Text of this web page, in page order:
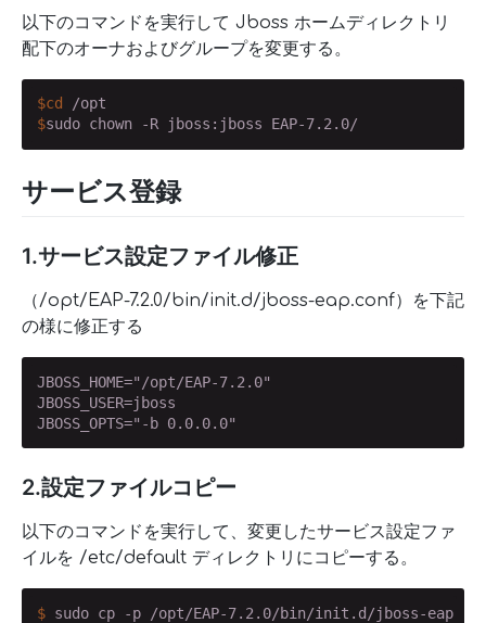
以下のコマンドを実行して Jboss ホームディレクトリ
配下のオーナおよびグループを変更する。
$cd /opt
$sudo chown -R jboss:jboss EAP-7.2.0/
サービス登録
1.サービス設定ファイル修正
（/opt/EAP-7.2.0/bin/init.d/jboss-eap.conf）を下記
の様に修正する
JBOSS_HOME="/opt/EAP-7.2.0"
JBOSS_USER=jboss
JBOSS_OPTS="-b 0.0.0.0"
2.設定ファイルコピー
以下のコマンドを実行して、変更したサービス設定ファ
イルを /etc/default ディレクトリにコピーする。
$ sudo cp -p /opt/EAP-7.2.0/bin/init.d/jboss-